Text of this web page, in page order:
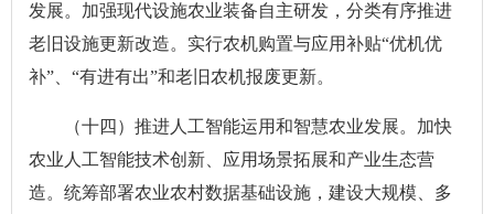
发展。加强现代设施农业装备自主研发，分类有序推进
老旧设施更新改造。实行农机购置与应用补贴“优机优
补”、“有进有出”和老旧农机报废更新。
（十四）推进人工智能运用和智慧农业发展。加快
农业人工智能技术创新、应用场景拓展和产业生态营
造。统筹部署农业农村数据基础设施，建设大规模、多